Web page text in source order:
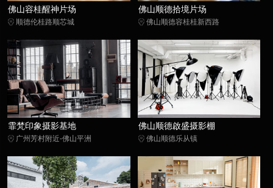
佛山容桂醒神片场
顺德伦桂路顺芯城
佛山顺德拾境片场
佛山顺德容桂桂新西路
霏梵印象摄影基地
广州芳村附近-佛山平洲
佛山顺德啟盛摄影棚
佛山顺德乐从镇